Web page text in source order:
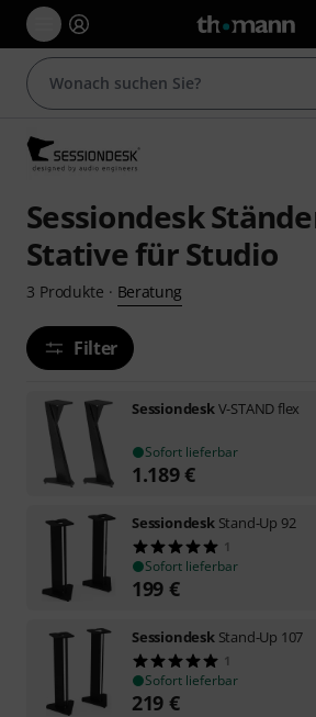
Sessiondesk
Stative für Studio
3 Produkte · Beratung
Filter
SessiondeskV-STAND flex
Sofort lieferbar
1.189€
Sessiondesk Stand-Up 92
1
Sofort lieferbar
199 €
Sessiondesk Stand-Up 107
1
Sofort lieferbar
219 €